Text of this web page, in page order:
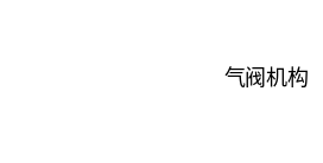
气阀机构